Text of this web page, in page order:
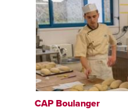
CAP Boulanger